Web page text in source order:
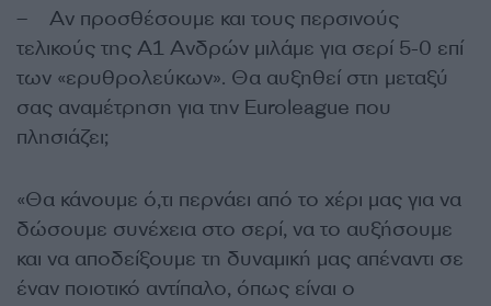
– Αν προσθέσουμε και τους περσινούς
τελικούς της Α1 Ανδρών μιλάμε για σερί 5-0 επί
των «ερυθρολεύκων». Θα αυξηθεί στη μεταξύ
σας αναμέτρηση για την Euroleague που
πλησιάζει;
«Θα κάνουμε ό,τι περνάει από το χέρι μας για να
δώσουμε συνέχεια στο σερί, να το αυξήσουμε
και να αποδείξουμε τη δυναμική μας απέναντι σε
έναν ποιοτικό αντίπαλο, όπως είναι ο